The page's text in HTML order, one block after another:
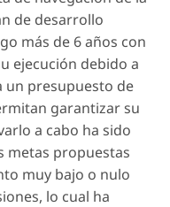
de desarrollo
más de 6 años con
ejecución debido a
un presupuesto de
garantizar su
a cabo ha sido
metas propuestas
muy bajo o nulo
lo cual ha